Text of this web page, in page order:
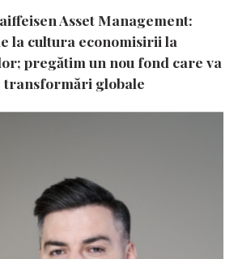
Asset Management:
la cultura economisirii la
pregătim un nou fond care va
globale